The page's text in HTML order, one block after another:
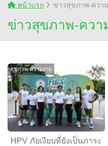
หน้าแรก ข่าวสุขภาพ-ควา
ข่าวสุขภาพ-ควา
สุขภาพ-ความงาม
HPV ภัยเงียบที่ยังเป็นภาระ